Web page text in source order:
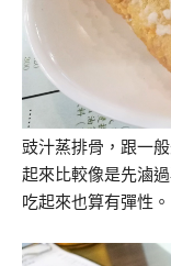
豉汁蒸排骨，跟一
起來比較像是先滷
吃起來也算有彈性。